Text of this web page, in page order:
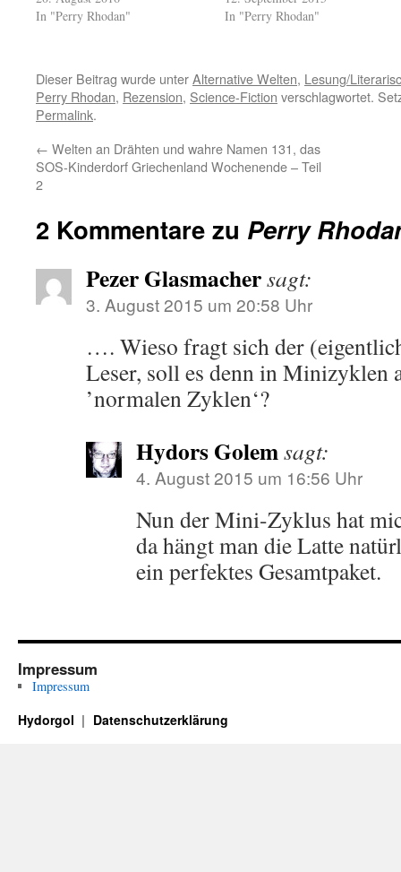
In "Perry Rhodan"
In "Perry Rhodan"
Dieser Beitrag wurde unterAlternative Welten, Lesung/
Perry Rhodan, Rezension, Science-Fiction verschlagwortet.
Permalink.
← Welten an Drähten und wahre Namen 131, das
SOS-Kinderdorf Griechenland Wochenende – Teil
2
2 Kommentare zu Perry
Pezer Glasmachersagt:
3. August 2015 um 20:58 Uhr
…. Wieso fragt sich der
Leser, soll es denn in Minizyklen
’normalen Zyklen‘?
Hydors Golemsagt:
4. August 2015 um 16:56 Uhr
Nun der Mini-Zyklus hat
da hängt man die Latte
ein perfektes Gesamtpaket.
Impressum
Impressum
Hydorgol Datenschutzerklärung